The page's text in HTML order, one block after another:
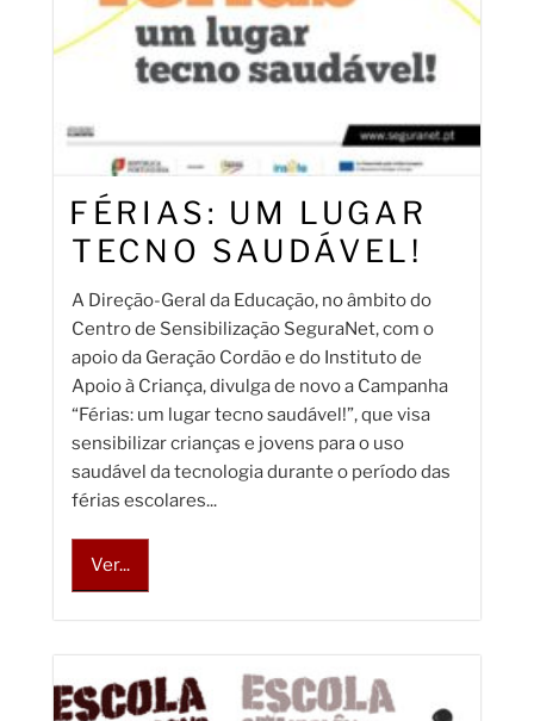
FÉRIAS: UM LUGAR
TECNO SAUDÁVEL!
A Direção-Geral da Educação, no âmbito do
Centro de Sensibilização SeguraNet, com o
apoio da Geração Cordão e do Instituto de
Apoio à Criança, divulga de novo a Campanha
“Férias: um lugar tecno saudável!”, que visa
sensibilizar crianças e jovens para o uso
saudável da tecnologia durante o período das
férias escolares...
Ver...